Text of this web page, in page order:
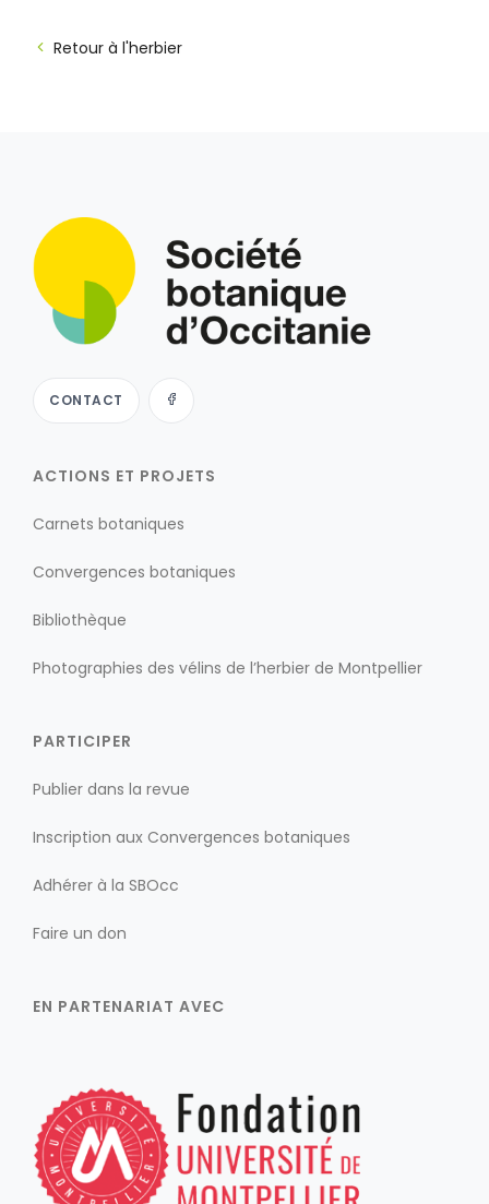
Retour à l'herbier
CONTACT
ACTIONS ET PROJETS
Carnets botaniques
Convergences botaniques
Bibliothèque
Photographies des vélins de l’herbier de Montpellier
PARTICIPER
Publier dans la revue
Inscription aux Convergences botaniques
Adhérer à la SBOcc
Faire un don
EN PARTENARIAT AVEC